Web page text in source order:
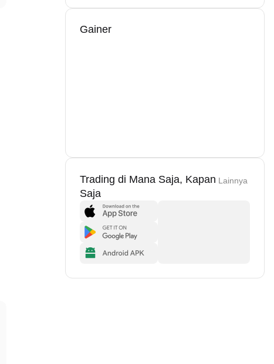
Gainer
Trading di Mana Saja, Kapan
Saja
Lainnya